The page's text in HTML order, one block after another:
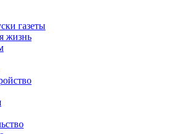
газеты
жизнь